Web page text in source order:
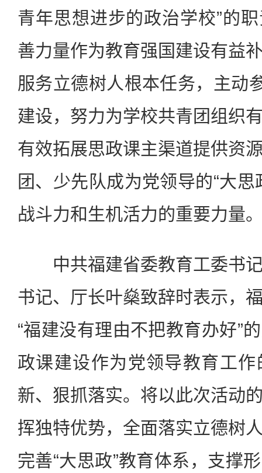
青年思想进步的政治学校”的
善力量作为教育强国建设有益
服务立德树人根本任务，主动
建设，努力为学校共青团组织
有效拓展思政课主渠道提供资
团、少先队成为党领导的“大
战斗力和生机活力的重要力量
中共福建省委教育工委书记
书记、厅长叶燊致辞时表示，
“福建没有理由不把教育办好”
政课建设作为党领导教育工
新、狠抓落实。将以此次活动
挥独特优势，全面落实立德树
完善“大思政”教育体系，支撑